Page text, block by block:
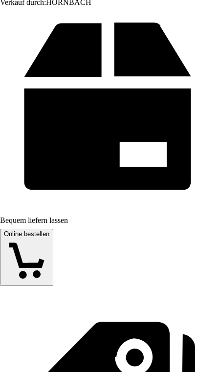
Verkauf durch:HORNBACH
Bequem liefern lassen
Online bestellen